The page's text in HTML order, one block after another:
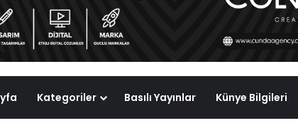
Kategoriler Basılı Yayınlar Künye Bilgileri